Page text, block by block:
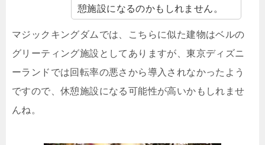
憩施設になるのかもしれません。
マジックキングダムでは、こちらに似た建物はベルの
グリーティング施設としてありますが、東京ディズニ
ーランドでは回転率の悪さから導入されなかったよう
ですので、休憩施設になる可能性が高いかもしれませ
んね。